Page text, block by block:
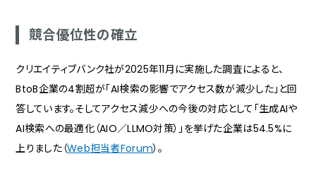
競合優位性の確立
クリエイティブバンク社が2025年11月に実施した調査によると、
BtoB企業の4割超が「AI検索の影響でアクセス数が減少した」と回
答しています。そしてアクセス減少への今後の対応として「生成AIや
AI検索への最適化（AIO／LLMO対策）」を挙げた企業は54.5%に
上りました（Web担当者Forum）。